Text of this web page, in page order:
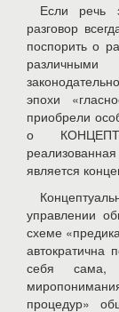
Если речь
разговор
поспорить о
эпохи
приобрели
о
является
управлении
схеме
автократична
себя сама,
процедур»